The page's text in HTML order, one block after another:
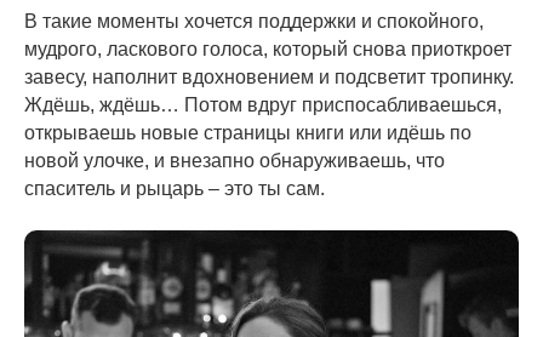
В такие моменты хочется поддержки и спокойного,
мудрого, ласкового голоса, который снова приоткроет
завесу, наполнит вдохновением и подсветит тропинку.
Ждёшь, ждёшь… Потом вдруг приспосабливаешься,
открываешь новые страницы книги или идёшь по
новой улочке, и внезапно обнаруживаешь, что
спаситель и рыцарь – это ты сам.